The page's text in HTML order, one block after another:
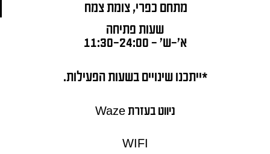
מתחם כפרי, צומת צמח
שעות פתיחה
א'-ש' – 11:30-24:00
*ייתכנו שינויים בשעות הפעילות.
ניווט בעזרת Waze
WIFI